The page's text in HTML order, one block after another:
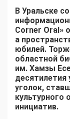
В Уральске
Corner Oral»
а
юбилей.
областной
им. Хамзы
десятилетия
уголок,
культурного
инициатив.